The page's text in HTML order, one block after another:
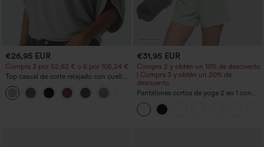
€26,95 EUR
Compra 3 por 52,62 € o 6 por 105,24 €.
Top casual de corte relajado con cuello
redondo y mangas murciélago.
+1
€31,95 EUR
Compra 2 y obtén un 10% de descuento
| Compra 3 y obtén un 20% de
descuento
Pantalones cortos de yoga 2 en 1 con
bolsillo trasero de talle muy alto y
bolsillo lateral oculto de 5&#39;&#39;
de longitud más larga